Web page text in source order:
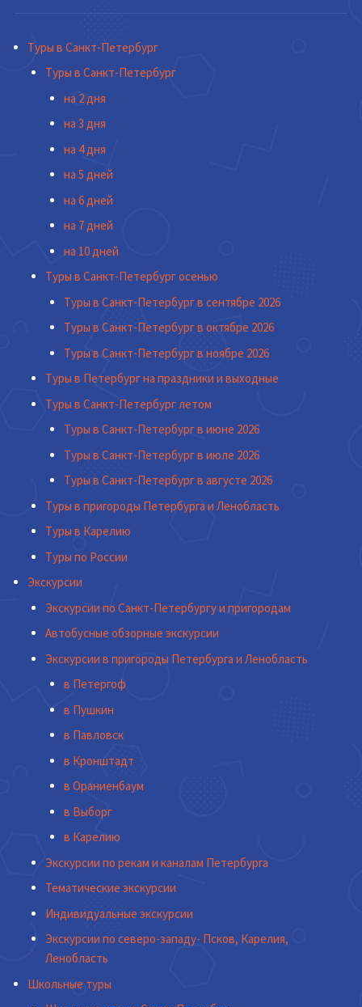
Туры в Санкт-Петербург
Туры в Санкт-Петербург
на 2 дня
на 3 дня
на 4 дня
на 5 дней
на 6 дней
на 7 дней
на 10 дней
Туры в Санкт-Петербург осенью
Туры в Санкт-Петербург в сентябре 2026
Туры в Санкт-Петербург в октябре 2026
Туры в Санкт-Петербург в ноябре 2026
Туры в Петербург на праздники и выходные
Туры в Санкт-Петербург летом
Туры в Санкт-Петербург в июне 2026
Туры в Санкт-Петербург в июле 2026
Туры в Санкт-Петербург в августе 2026
Туры в пригороды Петербурга и Ленобласть
Туры в Карелию
Туры по России
Экскурсии
Экскурсии по Санкт-Петербургу и пригородам
Автобусные обзорные экскурсии
Экскурсии в пригороды Петербурга и Ленобласть
в Петергоф
в Пушкин
в Павловск
в Кронштадт
в Ораниенбаум
в Выборг
в Карелию
Экскурсии по рекам и каналам Петербурга
Тематические экскурсии
Индивидуальные экскурсии
Экскурсии по северо-западу- Псков, Карелия,
Ленобласть
Школьные туры